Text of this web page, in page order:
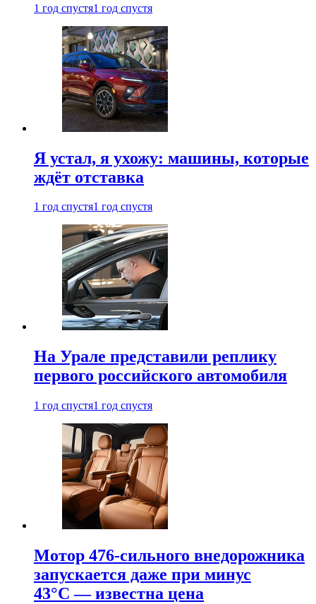
1 год спустя1 год спустя
Я устал, я ухожу: машины, которые
ждёт отставка
1 год спустя1 год спустя
На Урале представили реплику
первого российского автомобиля
1 год спустя1 год спустя
Мотор 476-сильного внедорожника
запускается даже при минус
43°С — известна цена